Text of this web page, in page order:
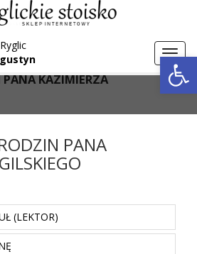
PANA KAZIMIERZA
PANA
(LEKTOR)